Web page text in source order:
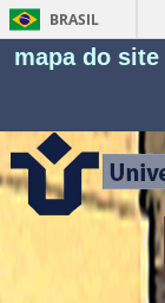
BRASIL
mapa do site